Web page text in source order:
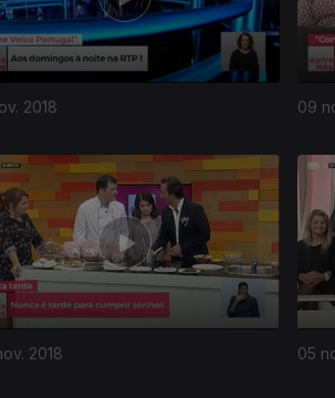
2018 09
2018 05